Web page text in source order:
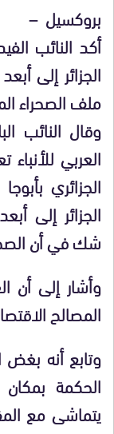
بروكسيل –
أكد النائب
الجزائر إلى
ملف الصحراء
وقال النائب
العربي
الجزائري
الجزائر إلى
شك في أن
وأشار إلى أن
المصالح
وتابع أنه بغض
الحكمة
يتماشى مع